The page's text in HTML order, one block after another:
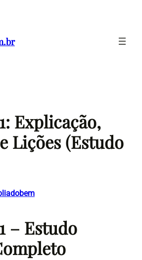
Explicação,
Lições (Estudo
– Estudo